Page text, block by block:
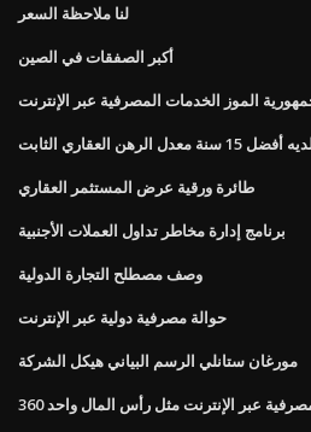
لنا ملاحظة السعر
أكبر الصفقات في الصين
الموز الخدمات المصرفية عبر الإنترنت
معدل الرهن العقاري الثابت
طائرة ورقية عرض المستثمر العقاري
برنامج إدارة مخاطر تداول العملات الأجنبية
وصف مصطلح التجارة الدولية
حوالة مصرفية دولية عبر الإنترنت
مورغان ستانلي الرسم البياني هيكل الشركة
عبر الإنترنت مثل رأس المال واحد 360